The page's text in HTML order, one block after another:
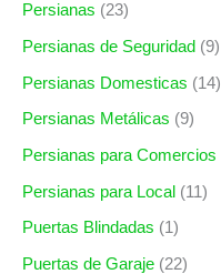
Persianas (23)
Persianas de Seguridad (9)
Persianas Domesticas (14)
Persianas Metálicas (9)
Persianas para Comercios
Persianas para Local (11)
Puertas Blindadas (1)
Puertas de Garaje (22)